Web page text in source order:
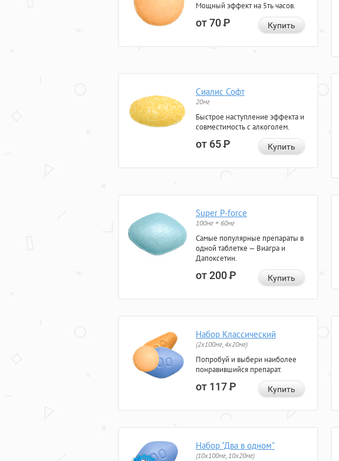
Мощный эффект на 5ть часов.
от 70Р Купить
Сиалис Софт
20мг
Быстрое наступление эффекта и
совместимость с алкоголем.
от 65Р Купить
Super P-force
100мг + 60мг
Самые популярные препараты в
одной таблетке — Виагра и
Дапоксетин.
от 200Р Купить
Набор Классический
(2x100мг, 4x20мг)
Попробуй и выбери наиболее
понравившийся препарат.
от 117Р Купить
Набор "Два в одном"
(10x100мг, 10x20мг)